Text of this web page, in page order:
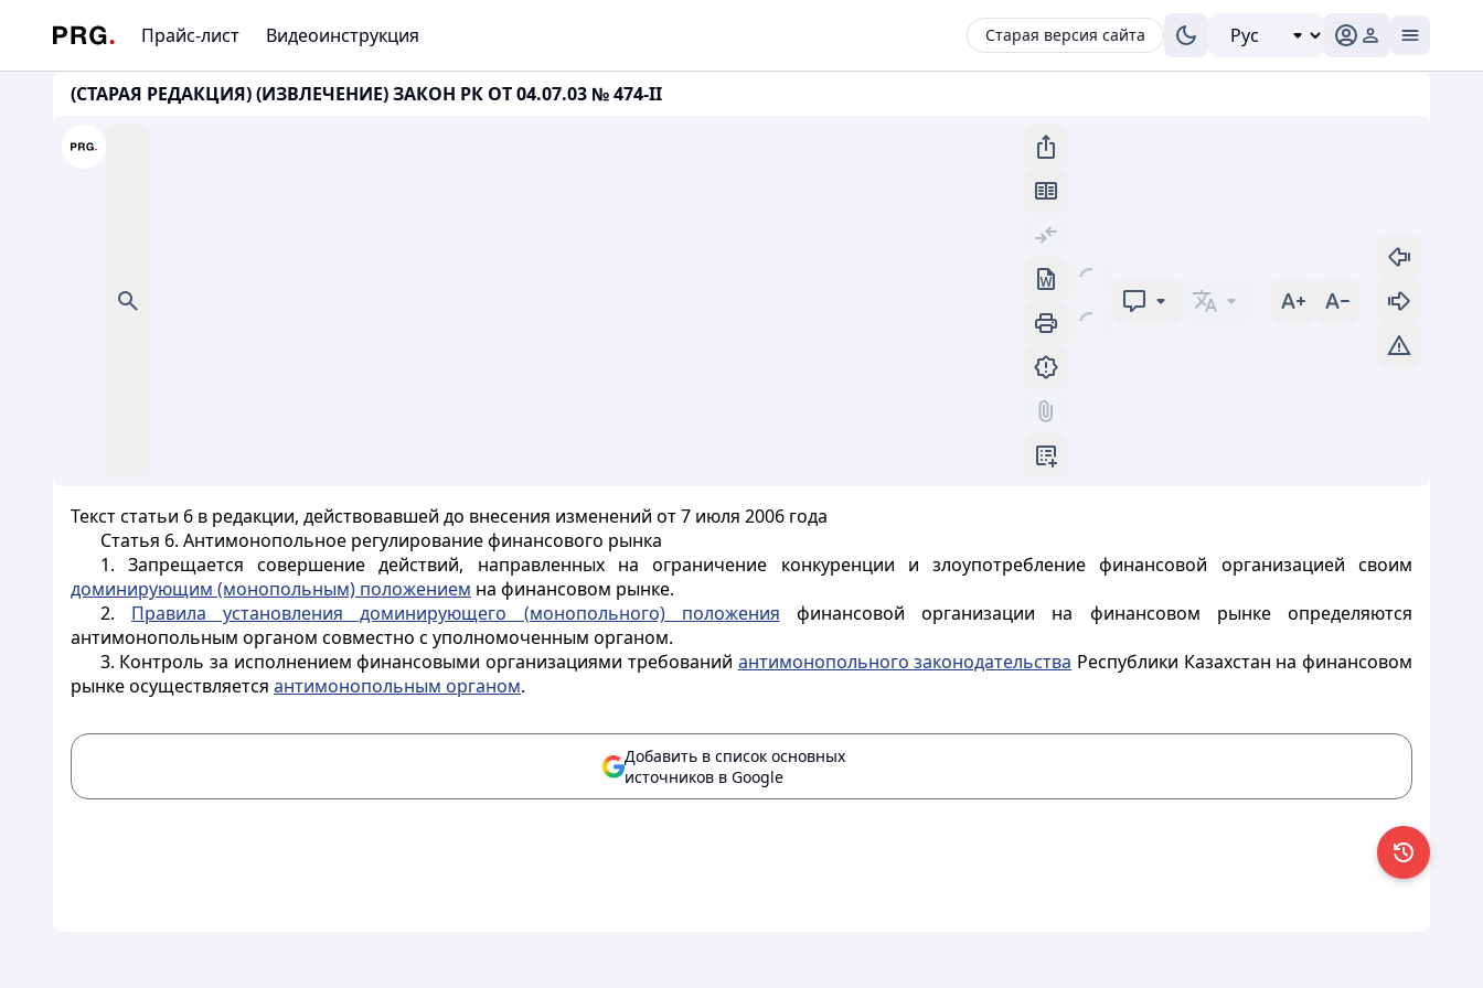
Прайс-лист Видеоинструкция Старая версия сайта
(СТАРАЯ РЕДАКЦИЯ) (ИЗВЛЕЧЕНИЕ) ЗАКОН РК ОТ 04.07.03 № 474-II
Текст статьи 6 в редакции, действовавшей до внесения изменений от 7 июля 2006 года
Статья 6. Антимонопольное регулирование финансового рынка
1. Запрещается совершение действий, направленных на ограничение конкуренции и злоупотребление финансовой организацией своим
доминирующим (монопольным) положением на финансовом рынке.
2. Правила установления доминирующего (монопольного) положения финансовой организации на финансовом рынке определяются
антимонопольным органом совместно с уполномоченным органом.
3. Контроль за исполнением финансовыми организациями требований антимонопольного законодательства Республики Казахстан на финансовом
рынке осуществляется антимонопольным органом.
Добавить в список основных
источников в Google